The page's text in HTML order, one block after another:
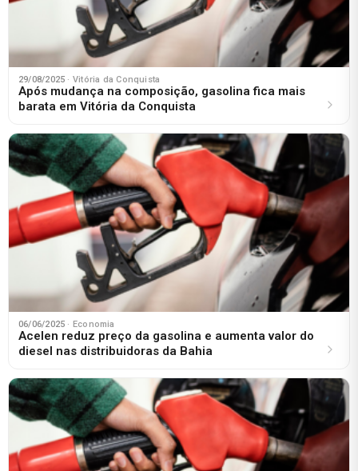
29/08/2025 · Vitória da Conquista
Após mudança na composição, gasolina fica mais
barata em Vitória da Conquista
06/06/2025 · Economia
Acelen reduz preço da gasolina e aumenta valor do
diesel nas distribuidoras da Bahia